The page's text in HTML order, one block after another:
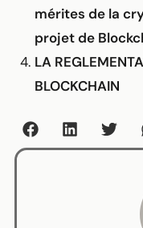
mérites de la
projet de
LA
BLOCKCHAIN